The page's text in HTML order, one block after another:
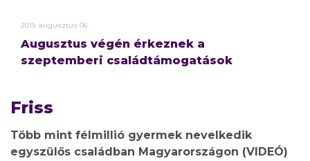
2019. augusztus 06.
Augusztus végén érkeznek a
szeptemberi családtámogatások
Friss
Több mint félmillió gyermek nevelkedik
egyszülős családban Magyarországon (VIDEÓ)